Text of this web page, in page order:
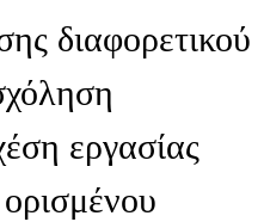
διαφορετικού
εργασίας
ορισμένου